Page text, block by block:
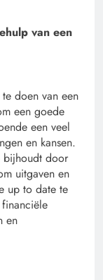
van een
doen van een
een goede
een veel
en kansen.
bijhoudt door
uitgaven en
up to date te
en